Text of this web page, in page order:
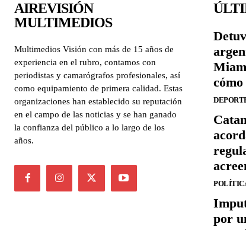
AIREVISIÓN
MULTIMEDIOS
Multimedios Visión con más de 15 años de
experiencia en el rubro, contamos con
periodistas y camarógrafos profesionales, así
como equipamiento de primera calidad. Estas
organizaciones han establecido su reputación
en el campo de las noticias y se han ganado
la confianza del público a lo largo de los
años.
por